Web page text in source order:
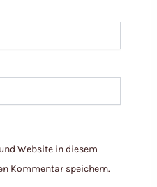
Website in diesem
Kommentar speichern.